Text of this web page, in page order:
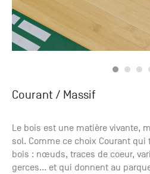
Courant / Massif
Le bois est une matière vivante,
sol. Comme ce choix Courant
bois : nœuds, traces de coeur,
gerces... et qui donnent au